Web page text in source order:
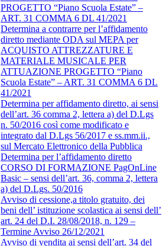
PROGETTO “Piano Scuola Estate” –
ART. 31 COMMA 6 DL 41/2021
Determina a contrarre per l’affidamento
diretto mediante ODA sul MEPA per
ACQUISTO ATTREZZATURE E
MATERIALE MUSICALE PER
ATTUAZIONE PROGETTO “Piano
Scuola Estate” – ART. 31 COMMA 6 DL
41/2021
Determina per affidamento diretto, ai sensi
dell’art. 36 comma 2, lettera a) del D.Lgs
n. 50/2016 così come modificato e
integrato dal D.Lgs 56/2017 e ss.mm.ii.,
sul Mercato Elettronico della Pubblica
Determina per l’affidamento diretto
CORSO DI FORMAZIONE PagOnLine
Basic – sensi dell’art. 36, comma 2, lettera
a) del D.Lgs. 50/2016
Avviso di cessione,a titolo gratuito, dei
beni dell’ istituzione scolastica ai sensi dell’
art. 24 del D.I. 28/08/2018, n. 129 –
Termine Avviso 26/12/2021
Avviso di vendita ai sensi dell’art. 34 del